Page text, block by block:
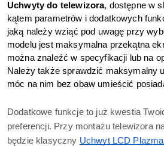
Uchwyty do telewizora, dostępne w
kątem parametrów i dodatkowych
jaką należy wziąć pod uwagę przy
modelu jest maksymalna przekątna
można znaleźć w specyfikacji lub na
Należy także sprawdzić maksymalny
móc na nim bez obaw umieścić
Dodatkowe funkcje to już kwestia
preferencji. Przy montażu telewizora
będzie klasyczny Uchwyt LCD